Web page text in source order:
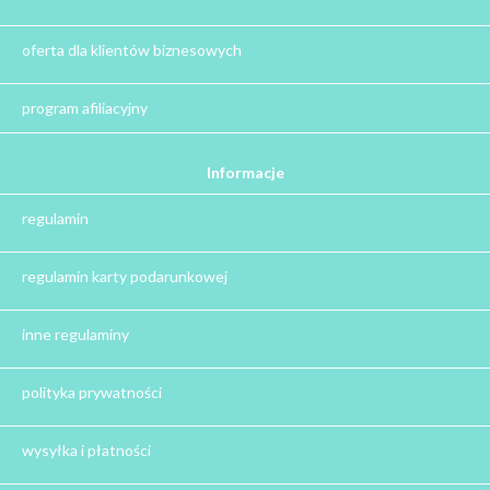
Zima
Herbata - podziękowanie dla gości
Ile gram ma łyżeczka do herbaty?
Prezent na święta
Prezent dla chłopaka na święta
Prezent dla koleżanki na święta
Prezent dla mamy na święta
oferta dla klientów biznesowych
program afiliacyjny
Informacje
regulamin
regulamin karty podarunkowej
inne regulaminy
polityka prywatności
wysyłka i płatności